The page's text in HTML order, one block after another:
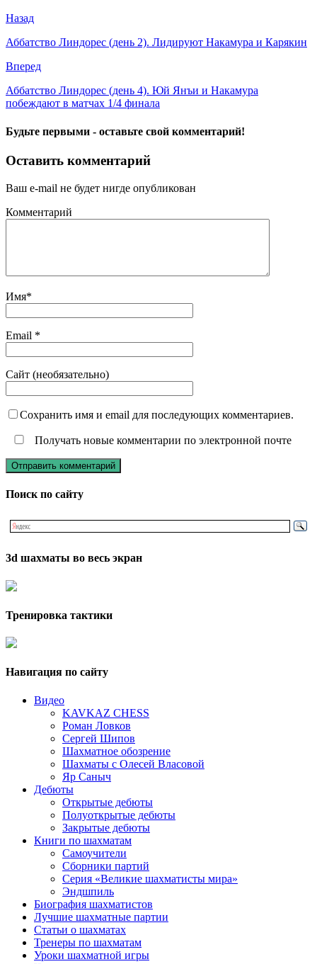
Назад
Аббатство Линдорес (день 2). Лидируют Накамура и Карякин
Вперед
Аббатство Линдорес (день 4). Юй Янъи и Накамура
побеждают в матчах 1/4 финала
Будьте первыми - оставьте свой комментарий!
Оставить комментарий
Ваш e-mail не будет нигде опубликован
Комментарий
Имя*
Email *
Сайт (необязательно)
Сохранить имя и email для последующих комментариев.
Получать новые комментарии по электронной почте
Поиск по сайту
3d шахматы во весь экран
Тренировка тактики
Навигация по сайту
Видео
KAVKAZ CHESS
Роман Ловков
Сергей Шипов
Шахматное обозрение
Шахматы с Олесей Власовой
Яр Саныч
Дебюты
Открытые дебюты
Полуоткрытые дебюты
Закрытые дебюты
Книги по шахматам
Самоучители
Сборники партий
Серия «Великие шахматисты мира»
Эндшпиль
Биография шахматистов
Лучшие шахматные партии
Статьи о шахматах
Тренеры по шахматам
Уроки шахматной игры